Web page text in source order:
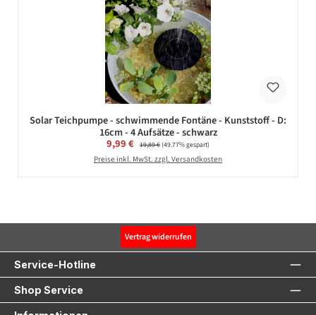
Solar Teichpumpe - schwimmende Fontäne - Kunststoff - D:
16cm - 4 Aufsätze - schwarz
Verkaufspreis:
9,99 € Regulärer Preis:
19,89 €(49.77% gespart)
Preise inkl. MwSt. zzgl. Versandkosten
Vertrag widerrufen
Service-Hotline
Shop Service